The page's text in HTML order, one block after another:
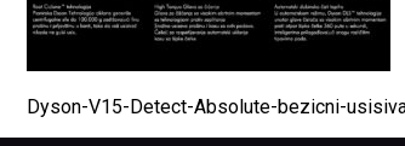
Dyson-V15-Detect-Absolute-bezicni-